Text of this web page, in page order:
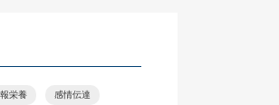
栄養 感情伝達